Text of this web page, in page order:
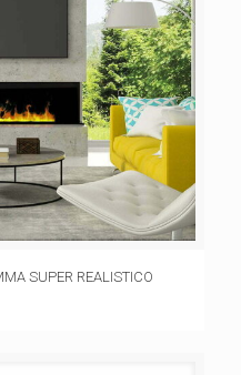
SUPER REALISTICO